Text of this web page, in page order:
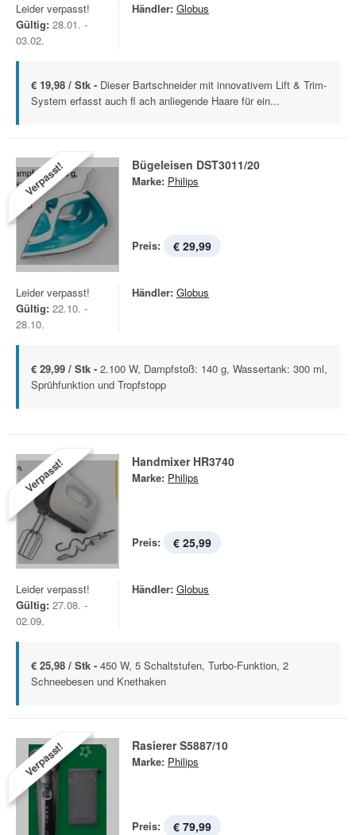
Leider verpasst!
Gültig: 28.01. -
03.02.
Händler: Globus
€ 19,98 / Stk - Dieser Bartschneider mit innovativem Lift & Trim-
System erfasst auch fl ach anliegende Haare für ein...
Verpasst! Bügeleisen DST3011/20
Marke: Philips
Preis: € 29,99
Leider verpasst!
Gültig: 22.10. -
28.10.
Händler: Globus
€ 29,99 / Stk - 2.100 W, Dampfstoß: 140 g, Wassertank: 300 ml,
Sprühfunktion und Tropfstopp
Verpasst! Handmixer HR3740
Marke: Philips
Preis: € 25,99
Leider verpasst!
Gültig: 27.08. -
02.09.
Händler: Globus
€ 25,98 / Stk - 450 W, 5 Schaltstufen, Turbo-Funktion, 2
Schneebesen und Knethaken
Verpasst! Rasierer S5887/10
Marke: Philips
Preis: € 79,99